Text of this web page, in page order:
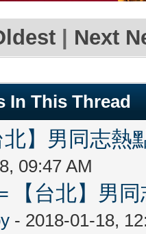
| Next
In This Thread
北】男同志
09:47 AM
【台北】男
- 2018-01-18,